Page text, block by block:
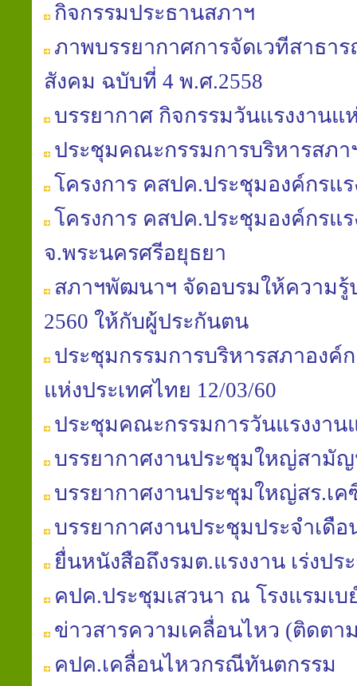
กิจกรรมประธานสภาฯ
ภาพบรรยากาศการจัดเวทีสาธา
สังคม ฉบับที่ 4 พ.ศ.2558
บรรยากาศ กิจกรรมวันแรงงานแ
ประชุมคณะกรรมการบริหารสภา
โครงการ คสปค.ประชุมองค์กรแ
โครงการ คสปค.ประชุมองค์กรแ
จ.พระนครศรีอยุธยา
สภาฯพัฒนาฯ จัดอบรมให้ความรู้
2560 ให้กับผู้ประกันตน
ประชุมกรรมการบริหารสภาองค์
แห่งประเทศไทย 12/03/60
ประชุมคณะกรรมการวันแรงงาน
บรรยากาศงานประชุมใหญ่สามัญ
บรรยากาศงานประชุมใหญ่สร.เค
บรรยากาศงานประชุมประจำเดือ
ยื่นหนังสือถึงรมต.แรงงาน เร่งปร
คปค.ประชุมเสวนา ณ โรงแรมเบ
ข่าวสารความเคลื่อนไหว (ติดตา
คปค.เคลื่อนไหวกรณีทันตกรรม